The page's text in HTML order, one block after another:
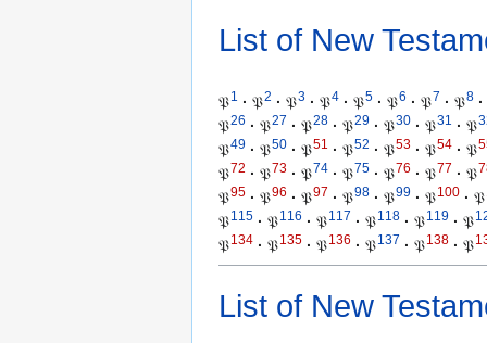
List of New
𝔓1 · 𝔓2 · 𝔓3 · 𝔓4 · 𝔓5 · 𝔓6 · 𝔓7 · 𝔓8 ·
𝔓26 · 𝔓27 · 𝔓28 · 𝔓29 · 𝔓30 · 𝔓31 · 𝔓
𝔓49 · 𝔓50 · 𝔓51 · 𝔓52 · 𝔓53 · 𝔓54 · 𝔓
𝔓72 · 𝔓73 · 𝔓74 · 𝔓75 · 𝔓76 · 𝔓77 · 𝔓
𝔓95 · 𝔓96 · 𝔓97 · 𝔓98 · 𝔓99 · 𝔓100 · 𝔓
𝔓115 · 𝔓116 · 𝔓117 · 𝔓118 · 𝔓119 · 𝔓
𝔓134 · 𝔓135 · 𝔓136 · 𝔓137 · 𝔓138 · 𝔓
List of New